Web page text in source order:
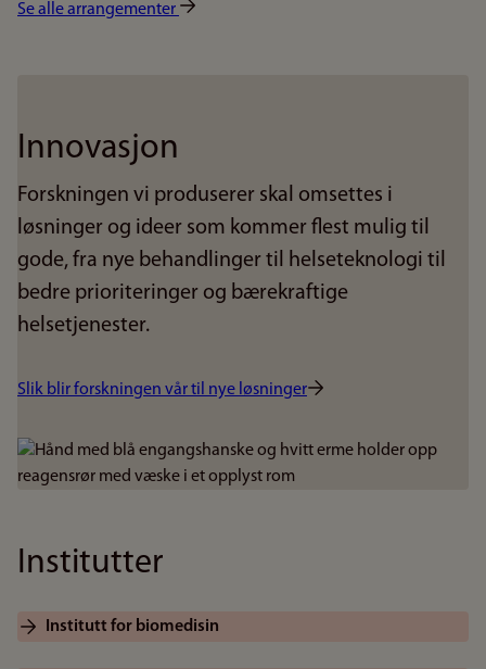
Se alle arrangementer
Innovasjon
Forskningen vi produserer skal omsettes i
løsninger og ideer som kommer flest mulig til
gode, fra nye behandlinger til helseteknologi til
bedre prioriteringer og bærekraftige
helsetjenester.
Slik blir forskningen vår til nye løsninger
Bilde
Institutter
Institutt for biomedisin